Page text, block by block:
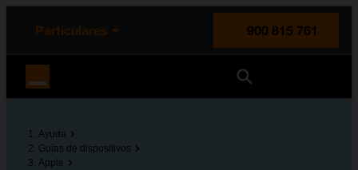
principal
la página
Particulares
900 815 761
Ayuda
Guías de dispositivos
Apple